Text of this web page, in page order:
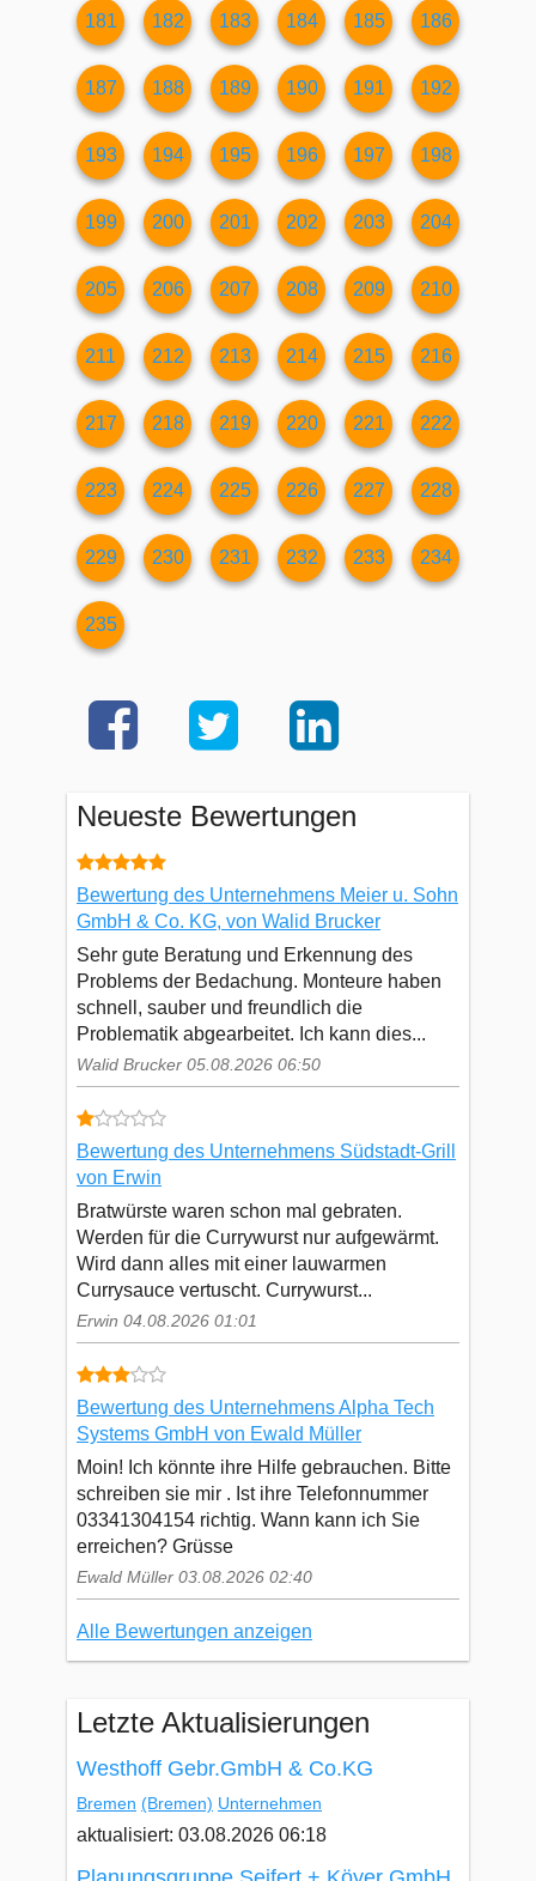
181 182 183 184 185 186
187 188 189 190 191 192
193 194 195 196 197 198
199 200 201 202 203 204
205 206 207 208 209 210
211 212 213 214 215 216
217 218 219 220 221 222
223 224 225 226 227 228
229 230 231 232 233 234
235
Neueste Bewertungen
Bewertung des Unternehmens Meier u. Sohn
GmbH & Co. KG, von Walid Brucker
Sehr gute Beratung und Erkennung des
Problems der Bedachung. Monteure haben
schnell, sauber und freundlich die
Problematik abgearbeitet. Ich kann dies...
Walid Brucker 05.08.2026 06:50
Bewertung des Unternehmens Südstadt-Grill
von Erwin
Bratwürste waren schon mal gebraten.
Werden für die Currywurst nur aufgewärmt.
Wird dann alles mit einer lauwarmen
Currysauce vertuscht. Currywurst...
Erwin 04.08.2026 01:01
Bewertung des Unternehmens Alpha Tech
Systems GmbH von Ewald Müller
Moin! Ich könnte ihre Hilfe gebrauchen. Bitte
schreiben sie mir . Ist ihre Telefonnummer
03341304154 richtig. Wann kann ich Sie
erreichen? Grüsse
Ewald Müller 03.08.2026 02:40
Alle Bewertungen anzeigen
Letzte Aktualisierungen
Westhoff Gebr.GmbH & Co.KG
Bremen (Bremen) Unternehmen
aktualisiert: 03.08.2026 06:18